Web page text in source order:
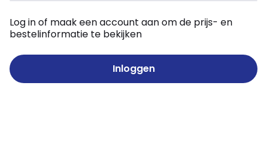
Log in of maak een account aan om de prijs- en
bestelinformatie te bekijken
Inloggen